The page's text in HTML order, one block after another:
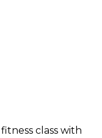
class with